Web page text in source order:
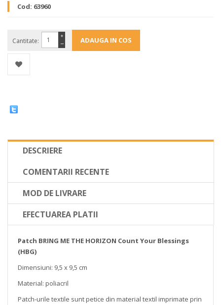
Cod: 63960
Cantitate: −
+
DESCRIERE
COMENTARII RECENTE
MOD DE LIVRARE
EFECTUAREA PLATII
Patch BRING ME THE HORIZON Count Your Blessings
(HBG)
Dimensiuni: 9,5 x 9,5 cm
Material: poliacril
Patch-urile textile sunt petice din material textil imprimate prin